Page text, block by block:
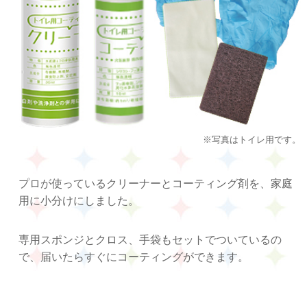
※写真はトイレ用です。
プロが使っているクリーナーとコーティング剤を、家庭
用に小分けにしました。
専用スポンジとクロス、手袋もセットでついているの
で、届いたらすぐにコーティングができます。